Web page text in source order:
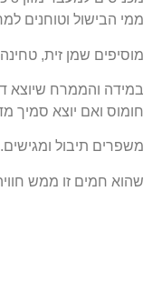
ממי הבישול וטוחנים
מוסיפים שמן זית,
במידה והממרח שיוצא
חומוס ואם יוצא סמיך
משפרים תיבול ומגישים.
שהוא חמים זו ממש